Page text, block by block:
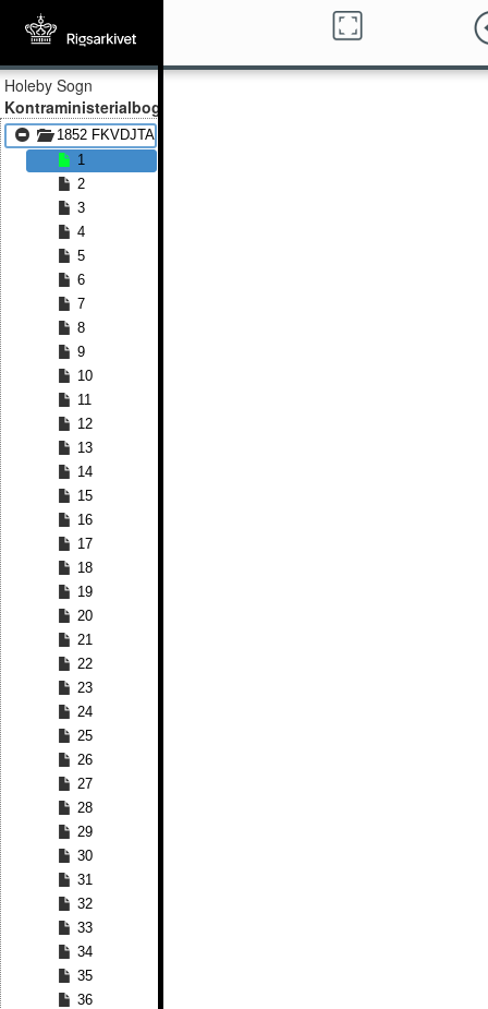
Holeby Sogn
Kontraministerialbog
1852 FKVDJTA - 1879 FKVDJTA
1
2
3
4
5
6
7
8
9
10
11
12
13
14
15
16
17
18
19
20
21
22
23
24
25
26
27
28
29
30
31
32
33
34
35
36